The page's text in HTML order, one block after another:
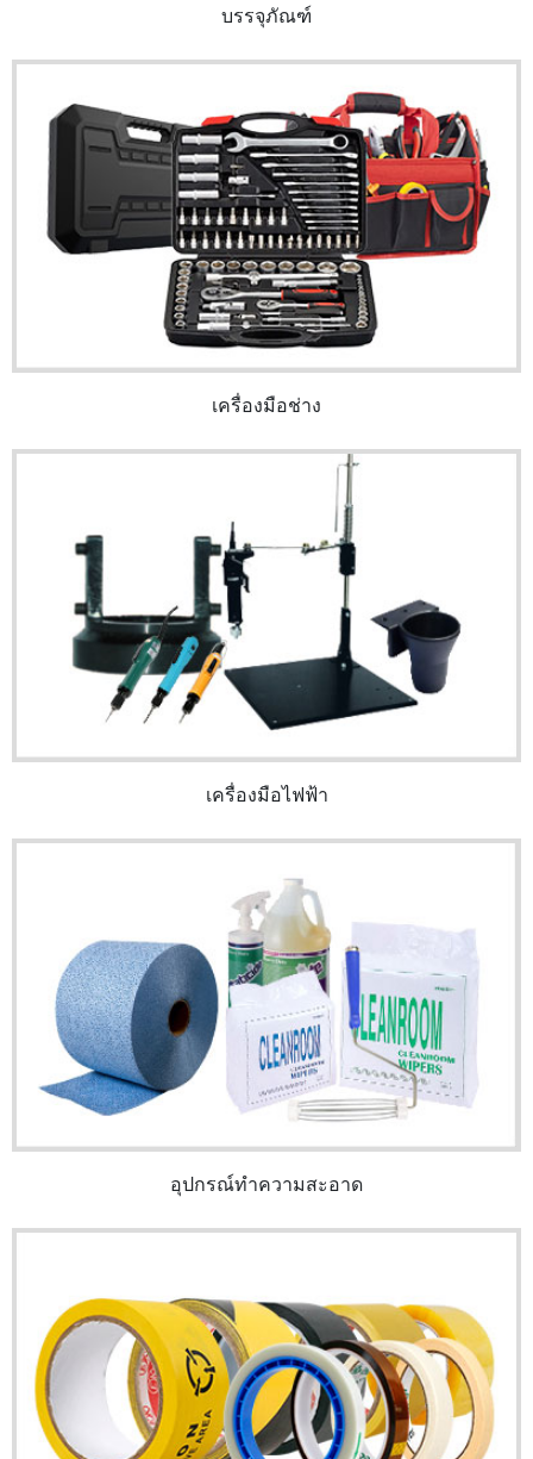
บรรจุภัณฑ์
เครื่องมือช่าง
เครื่องมือไฟฟ้า
อุปกรณ์ทำความสะอาด